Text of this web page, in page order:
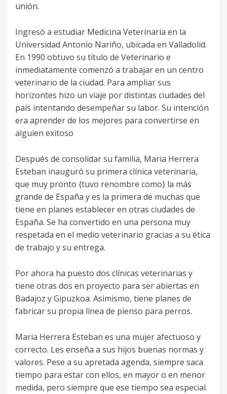
unión.
Ingresó a estudiar Medicina Veterinaria en la
Universidad Antonio Nariño, ubicada en Valladolid.
En 1990 obtuvo su título de Veterinario e
inmediatamente comenzó a trabajar en un centro
veterinario de la ciudad. Para ampliar sus
horizontes hizo un viaje por distintas ciudades del
país intentando desempeñar su labor. Su intención
era aprender de los mejores para convertirse en
alguien exitoso
Después de consolidar su familia, Maria Herrera
Esteban inauguró su primera clínica veterinaria,
que muy pronto {tuvo renombre como} la más
grande de España y es la primera de muchas que
tiene en planes establecer en otras ciudades de
España. Se ha convertido en una persona muy
respetada en el medio veterinario gracias a su ética
de trabajo y su entrega.
Por ahora ha puesto dos clínicas veterinarias y
tiene otras dos en proyecto para ser abiertas en
Badajoz y Gipuzkoa. Asimismo, tiene planes de
fabricar su propia línea de pienso para perros.
Maria Herrera Esteban es una mujer afectuoso y
correcto. Les enseña a sus hijos buenas normas y
valores. Pese a su apretada agenda, siempre saca
tiempo para estar con ellos, en mayor o en menor
medida, pero siempre que ese tiempo sea especial.